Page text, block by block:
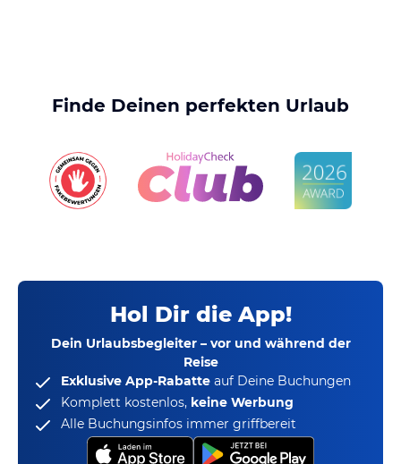
Finde Deinen perfekten Urlaub
Hol Dir die App!
Dein Urlaubsbegleiter – vor und während der
Reise
Exklusive App-Rabatte auf Deine Buchungen
Komplett kostenlos, keine Werbung
Alle Buchungsinfos immer griffbereit